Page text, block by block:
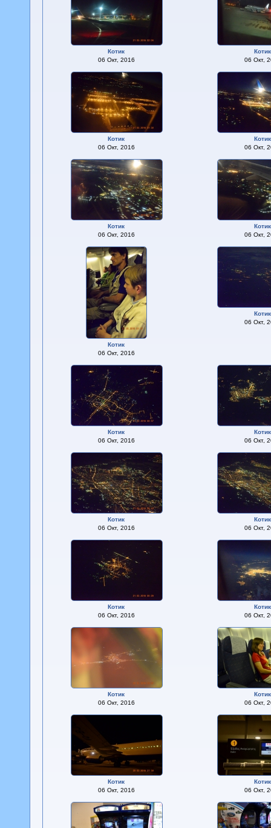
Котик
06 Окт, 2016
Котик
06 Окт,
Котик
06 Окт, 2016
Котик
06 Окт,
Котик
06 Окт, 2016
Котик
06 Окт,
Котик
06 Окт, 2016
Котик
06 Окт,
Котик
06 Окт, 2016
Котик
06 Окт,
Котик
06 Окт, 2016
Котик
06 Окт,
Котик
06 Окт, 2016
Котик
06 Окт,
Котик
06 Окт, 2016
Котик
06 Окт,
Котик
06 Окт, 2016
Котик
06 Окт,